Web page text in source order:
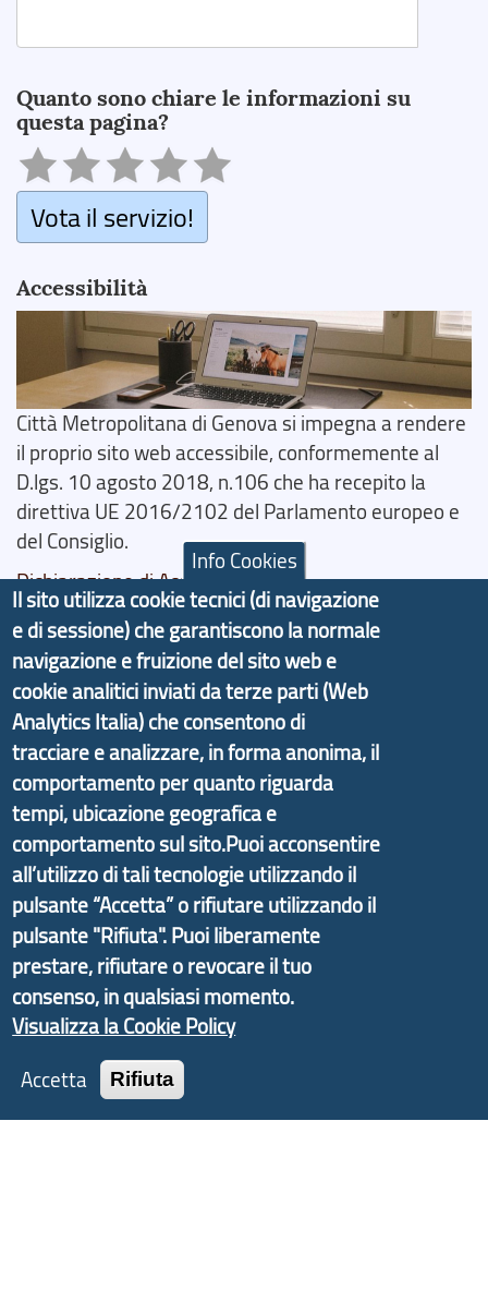
Quanto sono chiare le informazioni su
questa pagina?
Vota il servizio!
Accessibilità
Città Metropolitana di Genova si impegna a rendere
il proprio sito web accessibile, conformemente al
D.lgs. 10 agosto 2018, n.106 che ha recepito la
direttiva UE 2016/2102 del Parlamento europeo e
del Consiglio.
Dichiarazione di Accessibilità
Il progetto Aree Interne
Il portale di marketing territoriale e sviluppo locale
di Genova Città Metropolitana si è sviluppato a
partire dal progetto nazionale Aree Interne
promosso dal Dipartimento per lo Sviluppo
Economico e finalizzato al rilancio socio-economico
delle valli dell’entroterra. In particolare fornisce
informazioni ed aggiornamenti sulla
d'Area Antola-Tigullio, in collaborazione con Regione
Liguria ed ANCI Liguria.
Copyright © 2017 Città metropolitana di Genova |
Info Cookies
Il sito utilizza cookie tecnici (di navigazione
e di sessione) che garantiscono la normale
navigazione e fruizione del sito web e
cookie analitici inviati da terze parti (Web
Analytics Italia) che consentono di
tracciare e analizzare, in forma anonima, il
comportamento per quanto riguarda
tempi, ubicazione geografica e
comportamento sul sito.Puoi acconsentire
all’utilizzo di tali tecnologie utilizzando il
pulsante “Accetta” o rifiutare utilizzando il
pulsante "Rifiuta". Puoi liberamente
prestare, rifiutare o revocare il tuo
consenso, in qualsiasi momento.
Visualizza la Cookie Policy
Accetta
Rifiuta